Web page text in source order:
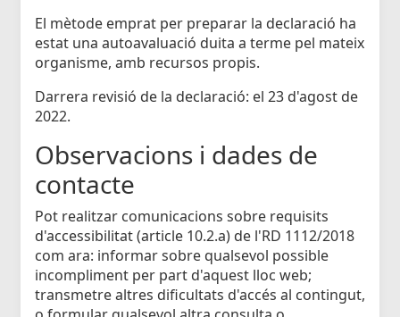
El mètode emprat per preparar la declaració ha
estat una autoavaluació duita a terme pel mateix
organisme, amb recursos propis.
Darrera revisió de la declaració: el 23 d'agost de
2022.
Observacions i dades de
contacte
Pot realitzar comunicacions sobre requisits
d'accessibilitat (article 10.2.a) de l'RD 1112/2018
com ara: informar sobre qualsevol possible
incompliment per part d'aquest lloc web;
transmetre altres dificultats d'accés al contingut,